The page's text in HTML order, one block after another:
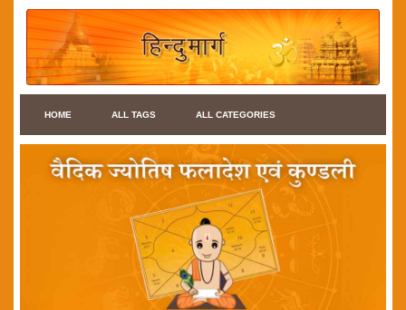
HOME ALL TAGS ALL CATEGORIES